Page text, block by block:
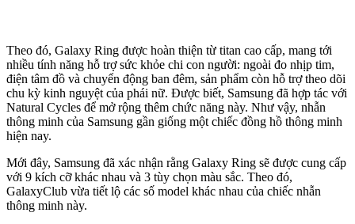
Theo đó, Galaxy Ring được hoàn thiện từ titan cao cấp, mang tới
nhiều tính năng hỗ trợ sức khỏe chi con người: ngoài đo nhịp tim,
điện tâm đồ và chuyển động ban đêm, sản phẩm còn hỗ trợ theo dõi
chu kỳ kinh nguyệt của phái nữ. Được biết, Samsung đã hợp tác với
Natural Cycles để mở rộng thêm chức năng này. Như vậy, nhẫn
thông minh của Samsung gần giống một chiếc đồng hồ thông minh
hiện nay.
Mới đây, Samsung đã xác nhận rằng Galaxy Ring sẽ được cung cấp
với 9 kích cỡ khác nhau và 3 tùy chọn màu sắc. Theo đó,
GalaxyClub vừa tiết lộ các số model khác nhau của chiếc nhẫn
thông minh này.